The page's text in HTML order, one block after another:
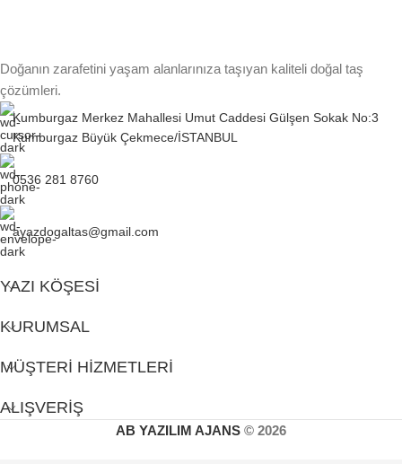
Doğanın zarafetini yaşam alanlarınıza taşıyan kaliteli doğal taş
çözümleri.
Kumburgaz Merkez Mahallesi Umut Caddesi Gülşen Sokak No:3
Kumburgaz Büyük Çekmece/İSTANBUL
0536 281 8760
ayazdogaltas@gmail.com
YAZI KÖŞESI
KURUMSAL
MÜŞTERI HIZMETLERI
ALIŞVERIŞ
AB YAZILIM AJANS © 2026